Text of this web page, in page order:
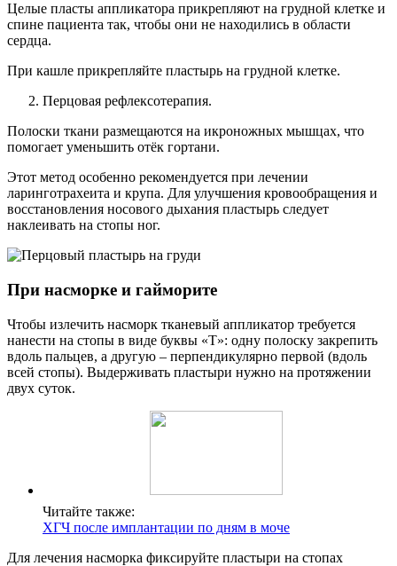
Целые пласты аппликатора прикрепляют на грудной клетке и
спине пациента так, чтобы они не находились в области
сердца.
При кашле прикрепляйте пластырь на грудной клетке.
Перцовая рефлексотерапия.
Полоски ткани размещаются на икроножных мышцах, что
помогает уменьшить отёк гортани.
Этот метод особенно рекомендуется при лечении
ларинготрахеита и крупа. Для улучшения кровообращения и
восстановления носового дыхания пластырь следует
наклеивать на стопы ног.
При насморке и гайморите
Чтобы излечить насморк тканевый аппликатор требуется
нанести на стопы в виде буквы «Т»: одну полоску закрепить
вдоль пальцев, а другую – перпендикулярно первой (вдоль
всей стопы). Выдерживать пластыри нужно на протяжении
двух суток.
Читайте также:
ХГЧ после имплантации по дням в моче
Для лечения насморка фиксируйте пластыри на стопах